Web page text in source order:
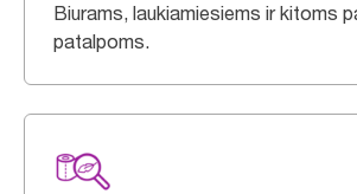
Biurams, laukiamiesiems ir kitoms
patalpoms.